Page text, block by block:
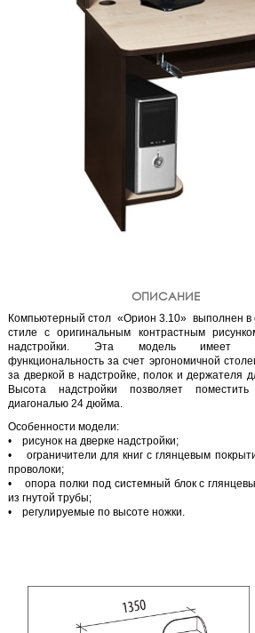
ОПИСАНИЕ
Компьютерный стол «Орион 3.10» выполнен в
стиле с оригинальным контрастным
надстройки. Эта модель имеет
функциональность за счет эргономичной
за дверкой в надстройке, полок и держателя
Высота надстройки позволяет
диагональю 24 дюйма.
Особенности модели:
• рисунок на дверке надстройки;
• ограничители для книг с глянцевым
проволоки;
• опора полки под системный блок с
из гнутой трубы;
• регулируемые по высоте ножки.